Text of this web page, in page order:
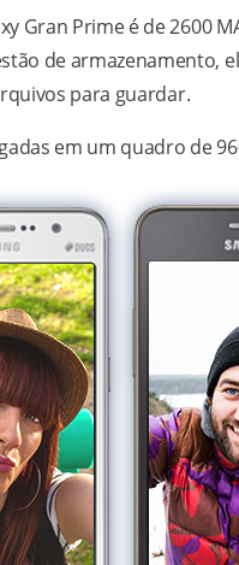
Gran Prime é de 2600
de armazenamento,
para guardar.
em um quadro de